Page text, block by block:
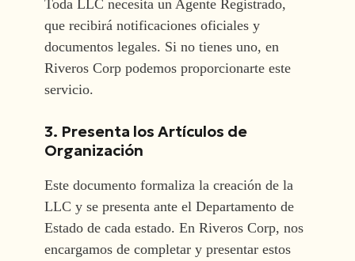
Toda LLC necesita un Agente Registrado,
que recibirá notificaciones oficiales y
documentos legales. Si no tienes uno, en
Riveros Corp podemos proporcionarte este
servicio.
3. Presenta los Artículos de
Organización
Este documento formaliza la creación de la
LLC y se presenta ante el Departamento de
Estado de cada estado. En Riveros Corp, nos
encargamos de completar y presentar estos